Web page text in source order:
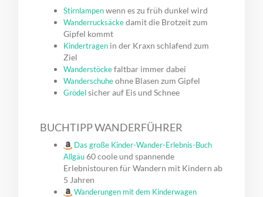
Stirnlampenwenn es zu früh dunkel wird
Wanderrucksäckedamit die Brotzeit zum
Gipfel kommt
Kindertragen in der Kraxn schlafend zum
Ziel
Wanderstöckefaltbar immer dabei
Wanderschuheohne Blasen zum Gipfel
Grödelsicher auf Eis und Schnee
BUCHTIPP WANDERFÜHRER
Das große Kinder-Wander-Erlebnis-Buch
Allgäu60 coole und spannende
Erlebnistouren für Wandern mit Kindern ab
5 Jahren
Wanderungen mit dem Kinderwagen